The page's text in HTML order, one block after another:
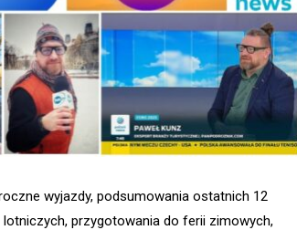
wyjazdy, podsumowania ostatnich 12
przygotowania do ferii zimowych,